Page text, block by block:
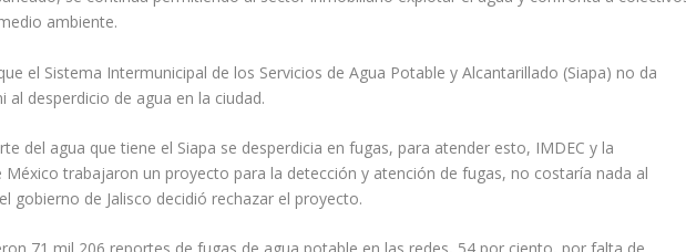
ambiente.
el Sistema Intermunicipal de los Servicios de Agua Potable y Alcantarillado (Siapa) no da
al desperdicio de agua en la ciudad.
del agua que tiene el Siapa se desperdicia en fugas, para atender esto, IMDEC y la
México trabajaron un proyecto para la detección y atención de fugas, no costaría nada al
gobierno de Jalisco decidió rechazar el proyecto.